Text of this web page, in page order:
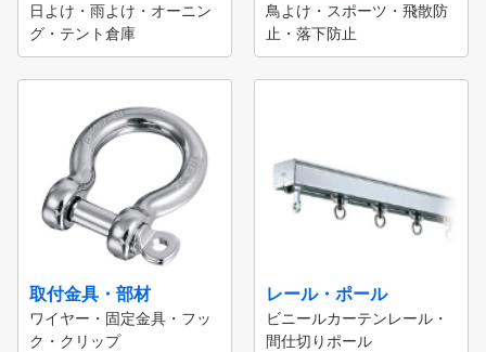
日よけ・雨よけ・オーニン
グ・テント倉庫
鳥よけ・スポーツ・飛散防
止・落下防止
取付金具・部材
ワイヤー・固定金具・フッ
ク・クリップ
レール・ポール
ビニールカーテンレール・
間仕切りポール